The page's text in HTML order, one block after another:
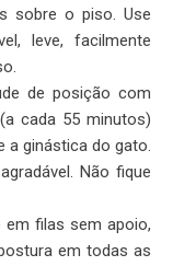
sobre o piso. Use
leve, facilmente
de posição com
cada 55 minutos)
a ginástica do gato.
Não fique
em filas sem apoio,
em todas as